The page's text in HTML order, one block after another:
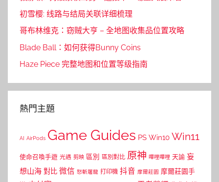
初雪樱: 线路与结局关联详细梳理
哥布林维克：窃贼大亨 – 全地图收集品位置攻略
Blade Ball：如何获得Bunny Coins
Haze Piece 完整地图和位置等级指南
熱門主題
AI AirPods Game Guides PS Win10 Win11
使命召喚手遊 光遇 剪映 區別 區別對比 原神 嗶哩嗶哩 天諭 妄
想山海 對比 微信 怒斬屠龍 打印機 抖音 摩爾莊園 摩爾莊園手